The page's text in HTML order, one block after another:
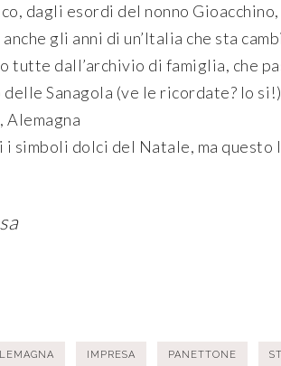
dagli esordi del nonno
gli anni di un’Italia che sta
tutte dall’archivio di famiglia, che
Sanagola (ve le ricordate? Io
Alemagna
simboli dolci del Natale, ma questo
IMPRESA PANETTONE